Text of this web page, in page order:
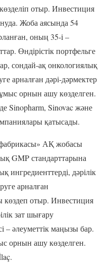
отыр. Инвестиция
Жоба аясында 54
оның 35-і –
Өндірістік портфельге
сондай-ақ онкологиялық
арналған дәрі-дәрмектер
орнын ашу көзделген.
Sinopharm, Sinovac және
қатысады.
АҚ жобасы
GMP стандарттарына
ингредиенттерді, дәрілік
арналған
көздеп отыр. Инвестиция
зат шығару
– әлеуметтік маңызы бар.
орнын ашу көзделген.